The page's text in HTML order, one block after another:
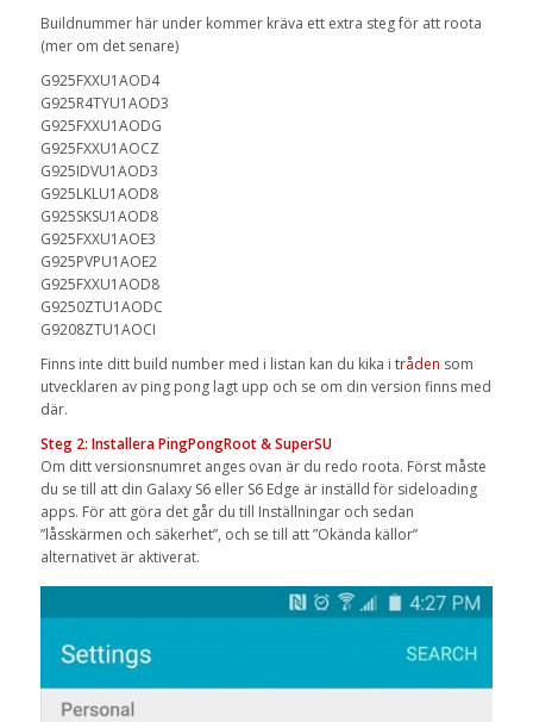
Buildnummer här under kommer kräva ett extra steg för att roota
(mer om det senare)
G925FXXU1AOD4
G925R4TYU1AOD3
G925FXXU1AODG
G925FXXU1AOCZ
G925IDVU1AOD3
G925LKLU1AOD8
G925SKSU1AOD8
G925FXXU1AOE3
G925PVPU1AOE2
G925FXXU1AOD8
G9250ZTU1AODC
G9208ZTU1AOCI
Finns inte ditt build number med i listan kan du kika i tråden som
utvecklaren av ping pong lagt upp och se om din version finns med
där.
Steg 2: Installera PingPongRoot & SuperSU
Om ditt versionsnumret anges ovan är du redo roota. Först måste
du se till att din Galaxy S6 eller S6 Edge är inställd för sideloading
apps. För att göra det går du till Inställningar och sedan
”låsskärmen och säkerhet”, och se till att ”Okända källor”
alternativet är aktiverat.